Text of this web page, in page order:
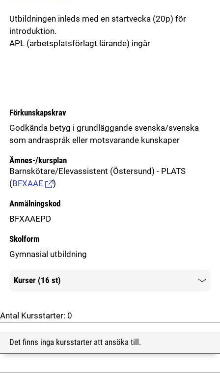
Utbildningen inleds med en startvecka (20p) för
introduktion.
APL (arbetsplatsförlagt lärande) ingår
Förkunskapskrav
Godkända betyg i grundläggande svenska/svenska
som andraspråk eller motsvarande kunskaper
Ämnes-/kursplan
Barnskötare/Elevassistent (Östersund) - PLATS
(BFXAAE )
Anmälningskod
BFXAAEPD
Skolform
Gymnasial utbildning
Kurser (16 st)
Mer information
Antal Kursstarter: 0
Det finns inga kursstarter att ansöka till.